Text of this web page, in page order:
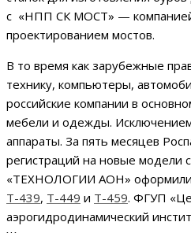
с «НПП СК МОСТ» —
проектированием мостов.
В то время как зарубежные
технику, компьютеры,
российские компании в
мебели и одежды.
аппараты. За пять месяцев
регистраций на новые модели
«ТЕХНОЛОГИИ АОН» оформили
Т-439, Т-449 и Т-459. ФГУП
аэрогидродинамический